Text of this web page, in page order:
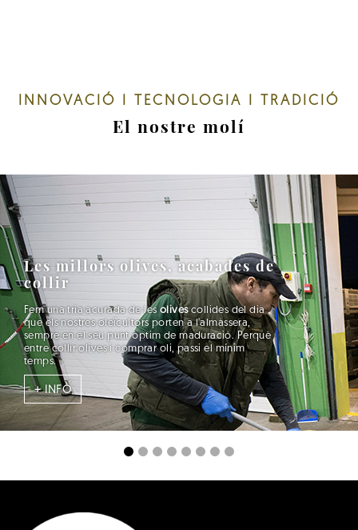
INNOVACIÓ I TECNOLOGIA I TRADICIÓ
El nostre molí
Les millors olives, acabades de
collir
Fem una tria acurada de les olivescollides del dia
que els nostres oleïcultors porten a l'almàssera,
sempre en el seu punt òptim de maduració. Perquè
entre collir olives i comprar oli, passi el mínim
temps.
+ INFO